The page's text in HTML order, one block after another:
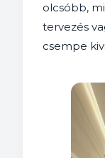
olcsóbb,
tervezés
csempe